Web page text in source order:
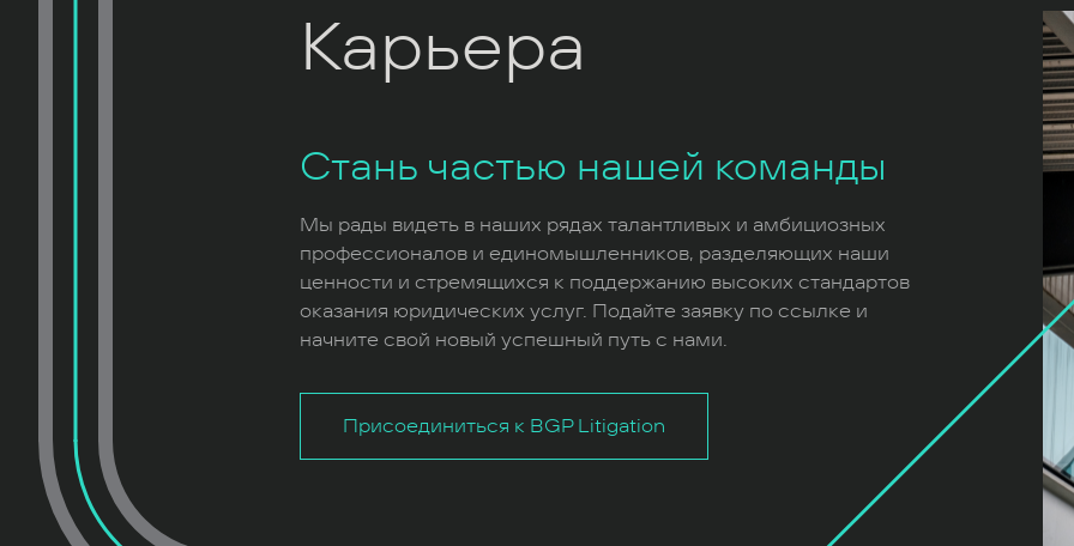
Карьера
Стань частью нашей команды
Мы рады видеть в наших рядах талантливых и амбициозных
профессионалов и единомышленников, разделяющих наши
ценности и стремящихся к поддержанию высоких стандартов
оказания юридических услуг. Подайте заявку по ссылке и
начните свой новый успешный путь с нами.
Присоединиться к BGP Litigation